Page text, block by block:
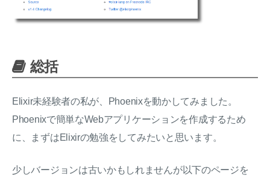
総括
Elixir未経験者の私が、Phoenixを動かしてみました。
Phoenixで簡単なWebアプリケーションを作成するため
に、まずはElixirの勉強をしてみたいと思います。
少しバージョンは古いかもしれませんが以下のページを